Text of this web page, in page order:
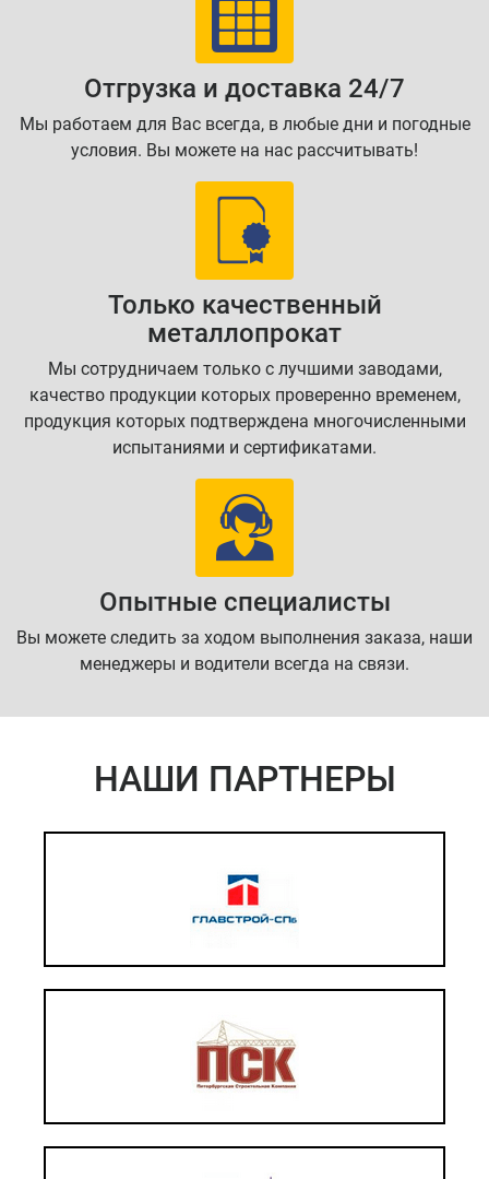
Отгрузка и доставка 24/7
Мы работаем для Вас всегда, в любые дни и погодные
условия. Вы можете на нас рассчитывать!
Только качественный
металлопрокат
Мы сотрудничаем только с лучшими заводами,
качество продукции которых проверенно временем,
продукция которых подтверждена многочисленными
испытаниями и сертификатами.
Опытные специалисты
Вы можете следить за ходом выполнения заказа, наши
менеджеры и водители всегда на связи.
НАШИ ПАРТНЕРЫ